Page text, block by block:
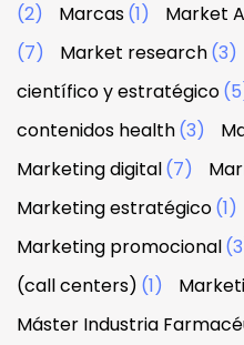
(2)
Marcas(1) Market
(7)
Market research(3)
científico y estratégico
contenidos health(3)
Marketing digital(7)
Marketing estratégico(1)
Marketing promocional
(call centers) (1)
Máster Industria